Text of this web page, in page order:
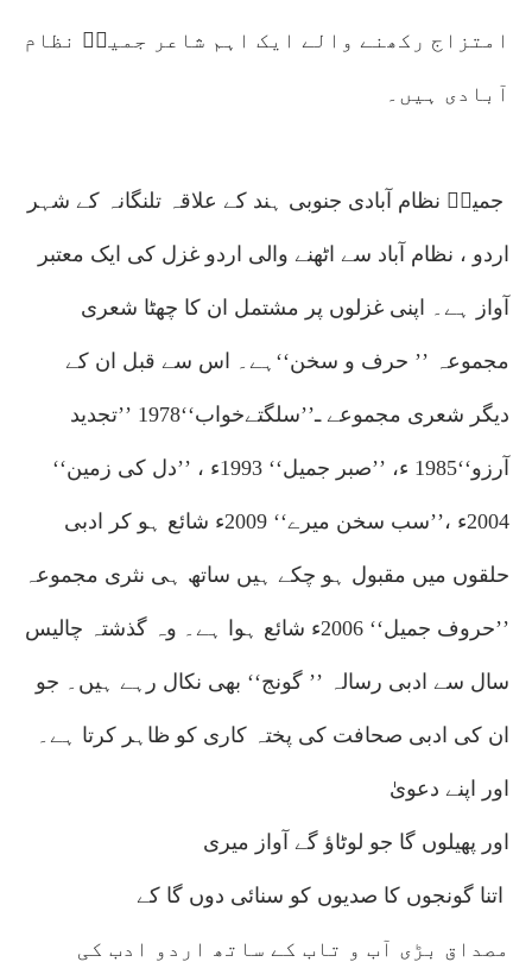
امتزاج رکھنے والے ایک اہم شاعر جمیلؔ نظام
آبادی ہیں۔
جمیلؔ نظام آبادی جنوبی ہند کے علاقہ تلنگانہ کے شہر
اردو ، نظام آباد سے اٹھنے والی اردو غزل کی ایک معتبر
آواز ہے۔ اپنی غزلوں پر مشتمل ان کا چھٹا شعری
مجموعہ ’’ حرف و سخن‘‘ہے۔ اس سے قبل ان کے
دیگر شعری مجموعے ـ’’سلگتےخواب‘‘1978 ’’تجدید
آرزو‘‘1985 ء، ’’صبر جمیل‘‘ 1993ء ، ’’دل کی زمین‘‘
2004ء ،’’سب سخن میرے‘‘ 2009ء شائع ہو کر ادبی
حلقوں میں مقبول ہو چکے ہیں ساتھ ہی نثری مجموعہ
’’حروف جمیل‘‘ 2006ء شائع ہوا ہے۔ وہ گذشتہ چالیس
سال سے ادبی رسالہ ’’ گونج‘‘ بھی نکال رہے ہیں۔ جو
ان کی ادبی صحافت کی پختہ کاری کو ظاہر کرتا ہے۔
اور اپنے دعویٰ
اور پھیلوں گا جو لوٹاؤ گے آواز میری
اتنا گونجوں کا صدیوں کو سنائی دوں گا کے
مصداق بڑی آب و تاب کے ساتھ اردو ادب کی